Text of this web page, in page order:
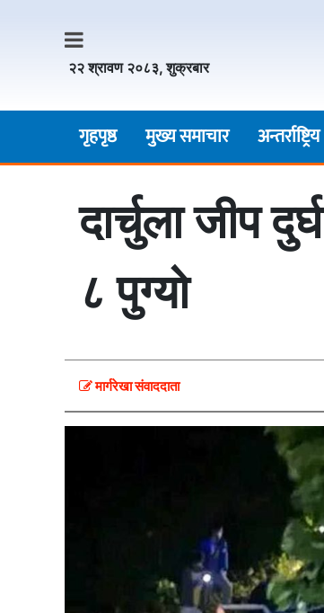
२२ श्रावण २०८३, शुक्रबार
गृहपृष्ठ मुख्य समाचार अन्तर्राष्ट्रिय
दार्चुला जीप
८ पुग्यो
मार्गरेखा संवाददाता